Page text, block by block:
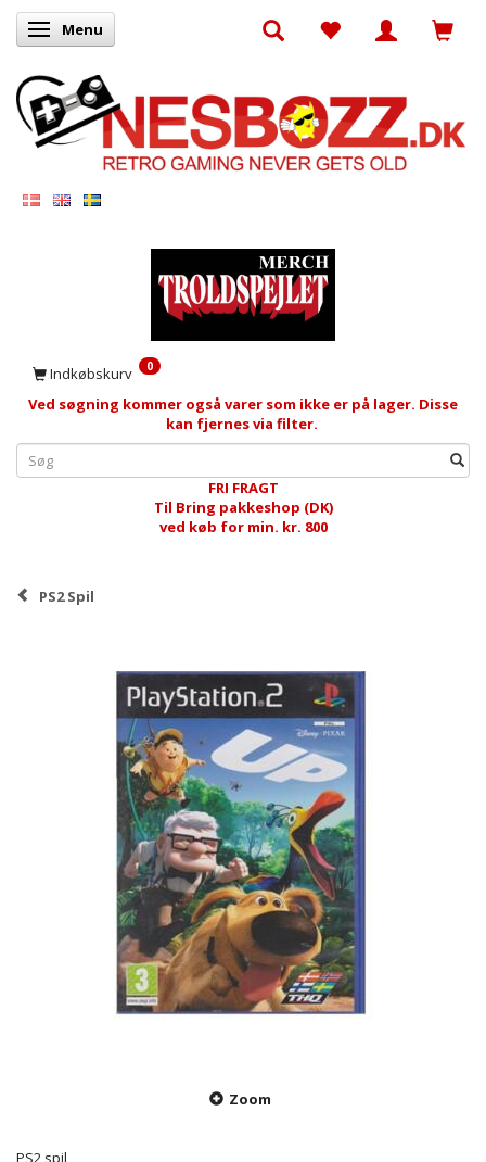
Skifte navigation
Menu
Indkøbskurv 0
Ved søgning kommer også varer som ikke er på lager. Disse
kan fjernes via filter.
FRI FRAGT
Til Bring pakkeshop (DK)
ved køb for min. kr. 800
PS2 Spil
Zoom
PS2 spil